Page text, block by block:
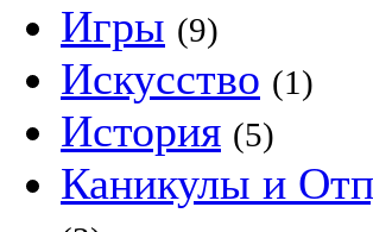
Игры (9)
Искусство (1)
История (5)
Каникулы и